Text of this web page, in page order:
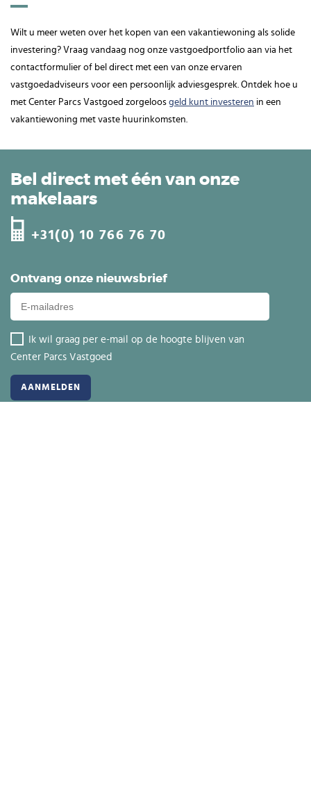
Wilt u meer weten over het kopen van een vakantiewoning als solide
investering? Vraag vandaag nog onze vastgoedportfolio aan via het
contactformulier of bel direct met een van onze ervaren
vastgoedadviseurs voor een persoonlijk adviesgesprek. Ontdek hoe u
met Center Parcs Vastgoed zorgeloos geld kunt investeren in een
vakantiewoning met vaste huurinkomsten.
Ontvang onze nieuwsbrief
Ik wil graag per e-mail op de hoogte blijven van
Center Parcs Vastgoed
Bel direct met één van onze
makelaars
+31(0) 10 766 76 70